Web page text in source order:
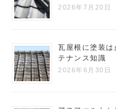
2026年7月20日
瓦屋根に塗装
テナンス知識
2026年6月30日